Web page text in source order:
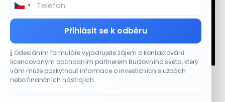
Přihlásit se k odběru
Odesláním formuláře vyjadřujete zájem o kontaktování
licencovaným obchodním partnerem Burzovního světa, který
vám může poskytnout informace o investičních službách
nebo finančních nástrojích.
CO HÝBE TRHEM
Plány Starlinku srazily akcie T-Mobile, AT&T a